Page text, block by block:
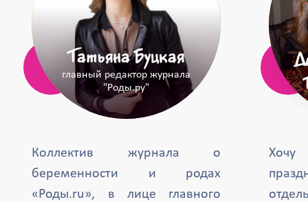
Татьяна Буцкая
главный редактор журнала
"Роды.ру"
Коллектив журнала о
беременности и родах
«Роды.ru», в лице главного